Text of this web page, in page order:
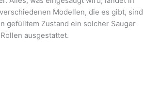
Modellen, die es gibt, sind
gefülltem Zustand ein solcher Sauger
ausgestattet.